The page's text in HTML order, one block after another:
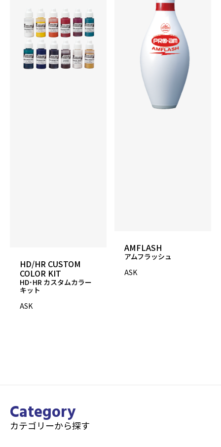
HD/HR CUSTOM
COLOR KIT
HD･HR カスタムカラー
キット
ASK
AMFLASH
アムフラッシュ
ASK
Category
カテゴリーから探す